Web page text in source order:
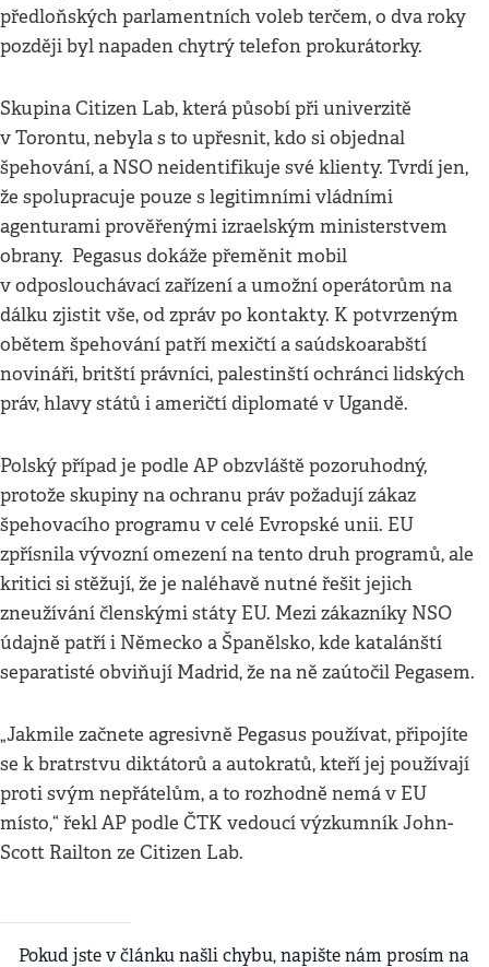
předloňských parlamentních voleb terčem, o dva roky
později byl napaden chytrý telefon prokurátorky.
Skupina Citizen Lab, která působí při univerzitě
v Torontu, nebyla s to upřesnit, kdo si objednal
špehování, a NSO neidentifikuje své klienty. Tvrdí jen,
že spolupracuje pouze s legitimními vládními
agenturami prověřenými izraelským ministerstvem
obrany. Pegasus dokáže přeměnit mobil
v odposlouchávací zařízení a umožní operátorům na
dálku zjistit vše, od zpráv po kontakty. K potvrzeným
obětem špehování patří mexičtí a saúdskoarabští
novináři, britští právníci, palestinští ochránci lidských
práv, hlavy států i američtí diplomaté v Ugandě.
Polský případ je podle AP obzvláště pozoruhodný,
protože skupiny na ochranu práv požadují zákaz
špehovacího programu v celé Evropské unii. EU
zpřísnila vývozní omezení na tento druh programů, ale
kritici si stěžují, že je naléhavě nutné řešit jejich
zneužívání členskými státy EU. Mezi zákazníky NSO
údajně patří i Německo a Španělsko, kde katalánští
separatisté obviňují Madrid, že na ně zaútočil Pegasem.
„Jakmile začnete agresivně Pegasus používat, připojíte
se k bratrstvu diktátorů a autokratů, kteří jej používají
proti svým nepřátelům, a to rozhodně nemá v EU
místo,“ řekl AP podle ČTK vedoucí výzkumník John-
Scott Railton ze Citizen Lab.
Pokud jste v článku našli chybu, napište nám prosím na